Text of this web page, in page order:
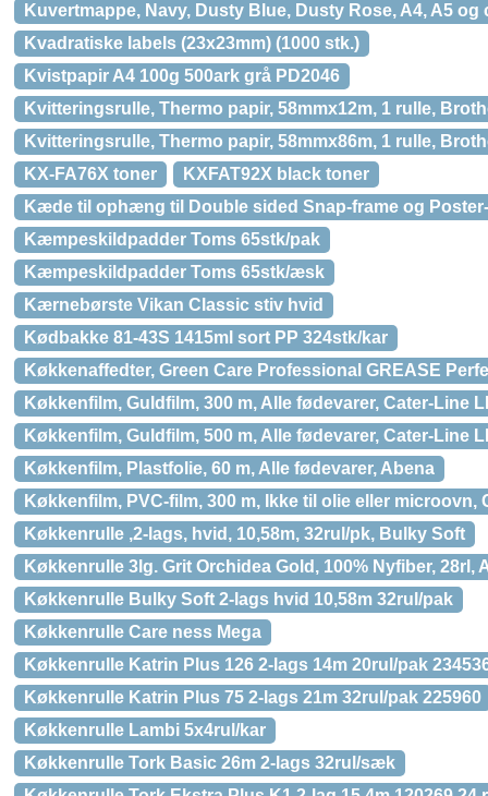
Kuvertmappe, Navy, Dusty Blue, Dusty Rose, A4, A5
Kvadratiske labels (23x23mm) (1000 stk.)
Kvistpapir A4 100g 500ark grå PD2046
Kvitteringsrulle, Thermo papir, 58mmx12m, 1 rulle,
Kvitteringsrulle, Thermo papir, 58mmx86m, 1 rulle,
KX-FA76X toner
KXFAT92X black toner
Kæde til ophæng til Double sided Snap-frame og
Kæmpeskildpadder Toms 65stk/pak
Kæmpeskildpadder Toms 65stk/æsk
Kærnebørste Vikan Classic stiv hvid
Kødbakke 81-43S 1415ml sort PP 324stk/kar
Køkkenaffedter, Green Care Professional GREASE
Køkkenfilm, Guldfilm, 300 m, Alle fødevarer, Cater-Line
Køkkenfilm, Guldfilm, 500 m, Alle fødevarer, Cater-Line
Køkkenfilm, Plastfolie, 60 m, Alle fødevarer, Abena
Køkkenfilm, PVC-film, 300 m, Ikke til olie eller microovn,
Køkkenrulle ,2-lags, hvid, 10,58m, 32rul/pk, Bulky Soft
Køkkenrulle 3lg. Grit Orchidea Gold, 100% Nyfiber, 28rl,
Køkkenrulle Bulky Soft 2-lags hvid 10,58m 32rul/pak
Køkkenrulle Care ness Mega
Køkkenrulle Katrin Plus 126 2-lags 14m 20rul/pak
Køkkenrulle Katrin Plus 75 2-lags 21m 32rul/pak 225960
Køkkenrulle Lambi 5x4rul/kar
Køkkenrulle Tork Basic 26m 2-lags 32rul/sæk